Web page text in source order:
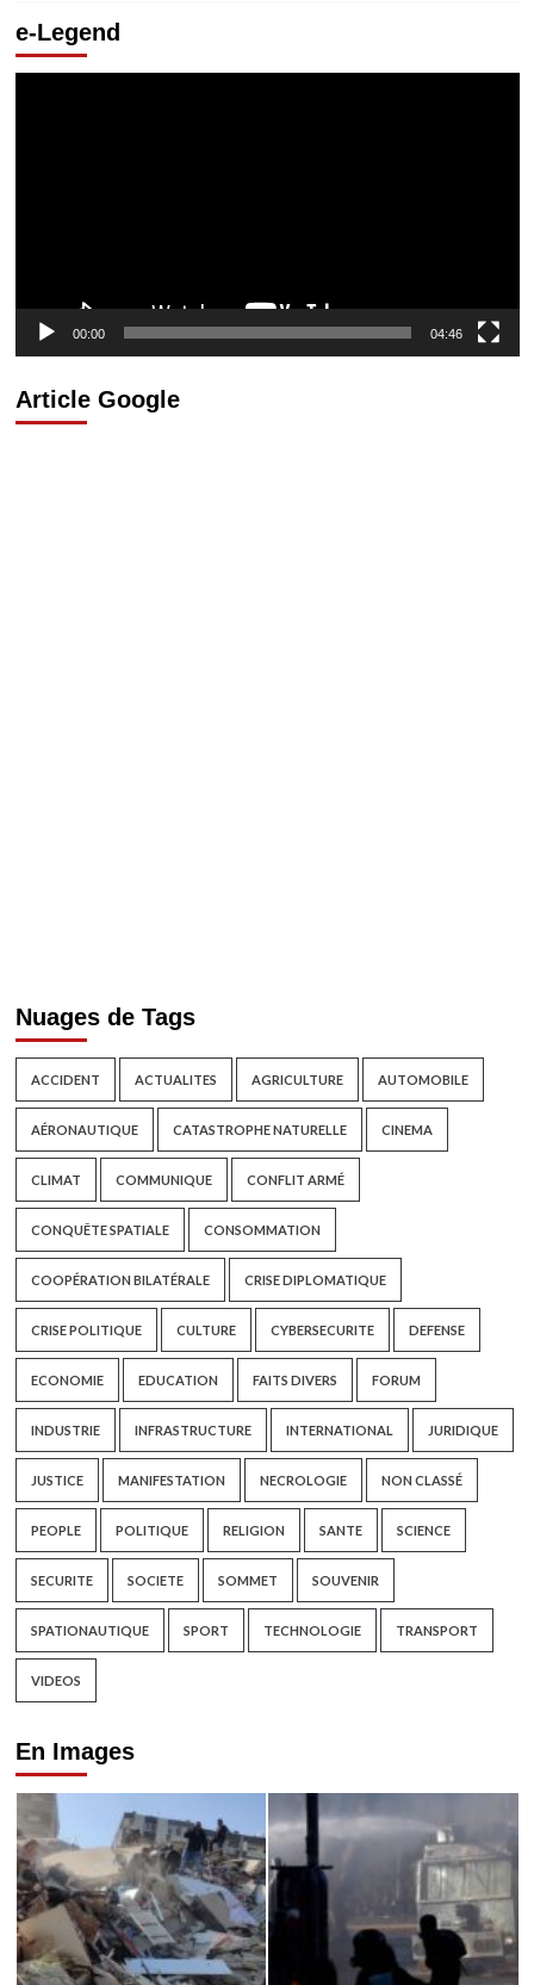
e-Legend
00:00 04:46
Article Google
Nuages de Tags
ACCIDENT ACTUALITES AGRICULTURE AUTOMOBILE
AÉRONAUTIQUE CATASTROPHE NATURELLE CINEMA
CLIMAT COMMUNIQUE CONFLIT ARMÉ
CONQUÊTE SPATIALE CONSOMMATION
COOPÉRATION BILATÉRALE CRISE DIPLOMATIQUE
CRISE POLITIQUE CULTURE CYBERSECURITE DEFENSE
ECONOMIE EDUCATION FAITS DIVERS FORUM
INDUSTRIE INFRASTRUCTURE INTERNATIONAL JURIDIQUE
JUSTICE MANIFESTATION NECROLOGIE NON CLASSÉ
PEOPLE POLITIQUE RELIGION SANTE SCIENCE
SECURITE SOCIETE SOMMET SOUVENIR
SPATIONAUTIQUE SPORT TECHNOLOGIE TRANSPORT
VIDEOS
En Images